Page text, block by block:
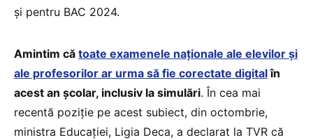
și pentru BAC 2024.
Amintim că toate examenele naționale ale elevilor și
ale profesorilor ar urma să fie corectate digitalîn
acest an școlar, inclusiv la simulări. În cea mai
recentă poziție pe acest subiect, din octombrie,
ministra Educației, Ligia Deca, a declarat la TVR că